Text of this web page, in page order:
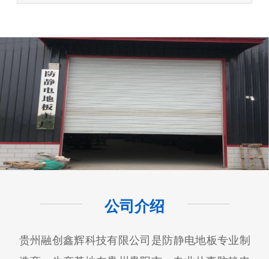
公司介绍
贵州融创鑫辉科技有限公司​是防静电地板专业制